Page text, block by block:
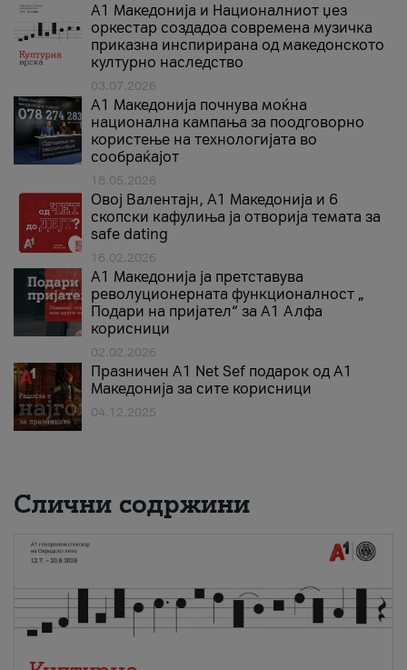
А1 Македонија и Националниот џез
оркестар создадоа современа музичка
приказна инспирирана од македонското
културно наследство
03.07.2026
A1 Македонија почнува моќна
национална кампања за поодговорно
користење на технологијата во
сообраќајот
18.05.2026
Овој Валентајн, A1 Македонија и 6
скопски кафулиња ја отворија темата за
safe dating
16.02.2026
А1 Македонија ја претставува
револуционерната функционалност „
Подари на пријател“ за А1 Алфа
корисници
02.02.2026
Празничен A1 Net Sеf подарок од А1
Македонија за сите корисници
04.12.2025
Слични содржини